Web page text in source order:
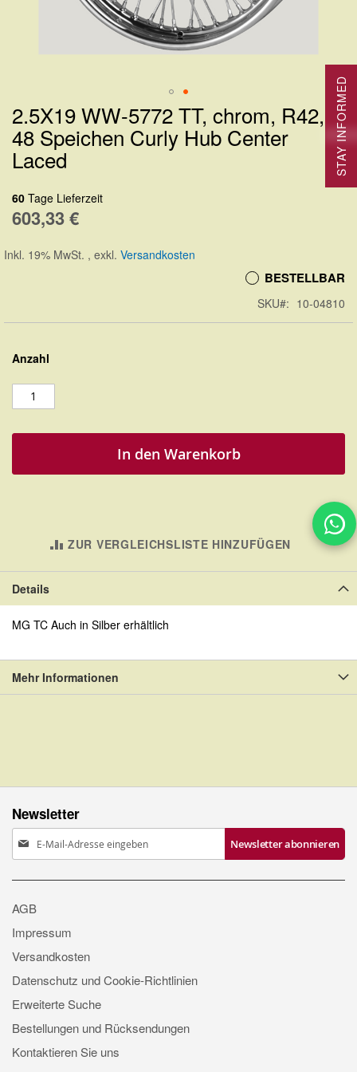
Zum
Anfang
der
springen
2.5X19 WW-5772 TT, chrom, R42,
48 Speichen Curly Hub Center
Laced
60 Tage Lieferzeit
603,33 €
Inkl. 19% MwSt. , exkl. Versandkosten
BESTELLBAR
SKU 10-04810
Anzahl
In den Warenkorb
ZUR VERGLEICHSLISTE HINZUFÜGEN
Details
MG TC Auch in Silber erhältlich
Mehr Informationen
Newsletter
Anmeldung
zum
Newsletter:
Newsletter abonnieren
AGB
Impressum
Versandkosten
Datenschutz und Cookie-Richtlinien
Erweiterte Suche
Bestellungen und Rücksendungen
Kontaktieren Sie uns
STAY INFORMED